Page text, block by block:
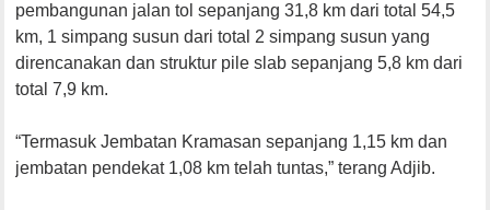
pembangunan jalan tol sepanjang 31,8 km dari total 54,5
km, 1 simpang susun dari total 2 simpang susun yang
direncanakan dan struktur pile slab sepanjang 5,8 km dari
total 7,9 km.
“Termasuk Jembatan Kramasan sepanjang 1,15 km dan
jembatan pendekat 1,08 km telah tuntas,” terang Adjib.